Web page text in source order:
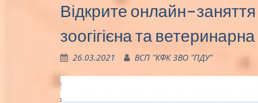
Відкрите онлайн-
зоогігієна та
26.03.2021 ВСП "КФК ЗВО "ПДУ"